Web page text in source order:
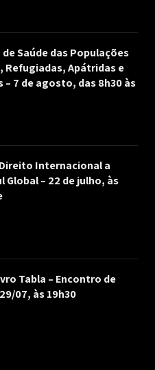
Saúde das Populações
Refugiadas, Apátridas e
– 7 de agosto, das 8h30 às
Internacional a
Global – 22 de julho, às
Tabla – Encontro de
07, às 19h30